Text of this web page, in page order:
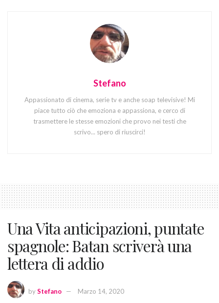
Stefano
Appassionato di cinema, serie tv e anche soap televisive! Mi
piace tutto ciò che emoziona e appassiona, e cerco di
trasmettere le stesse emozioni che provo nei testi che
scrivo... spero di riuscirci!
Una Vita anticipazioni, puntate
spagnole: Batan scriverà una
lettera di addio
byStefano Marzo 14, 2020